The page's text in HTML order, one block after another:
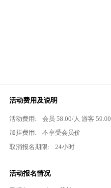
活动费用及说明
活动费用: 会员58.00/人 游客59.00
加挂费用:
不享受会员价
取消报名期限:
24小时
活动报名情况